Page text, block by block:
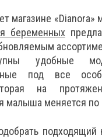
магазине «Dianora»
беременных
удобные
под все
на
малыша меняется по